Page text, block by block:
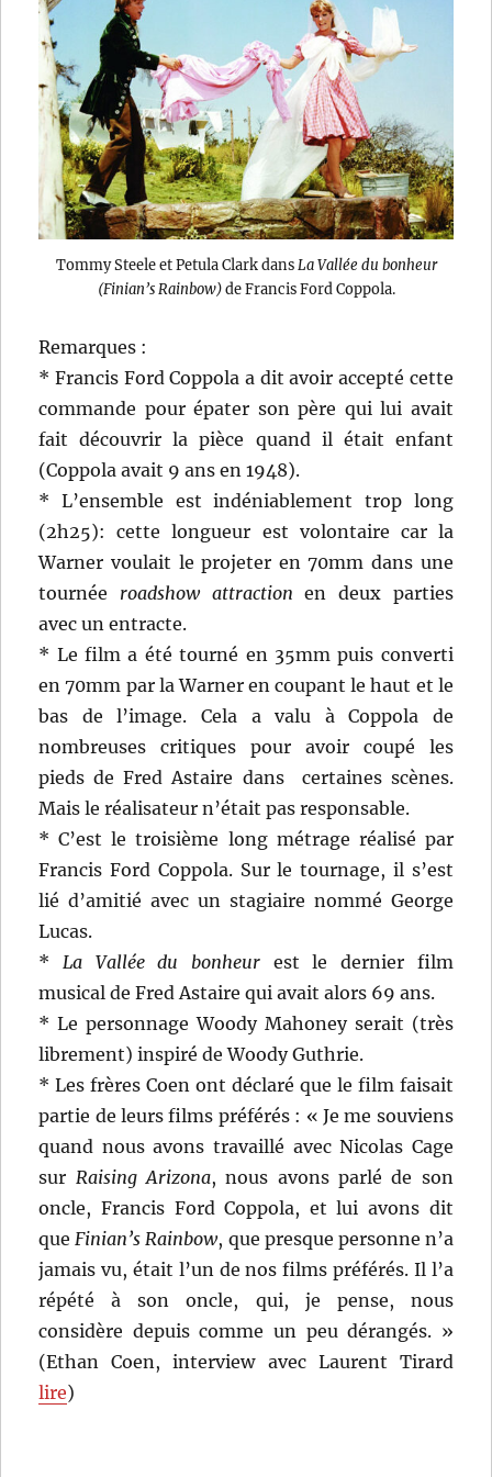
Tommy Steele et Petula Clark dans La Vallée du bonheur
(Finian’s Rainbow)de Francis Ford Coppola.
Remarques :
* Francis Ford Coppola a dit avoir accepté cette
commande pour épater son père qui lui avait
fait découvrir la pièce quand il était enfant
(Coppola avait 9 ans en 1948).
* L’ensemble est indéniablement trop long
(2h25): cette longueur est volontaire car la
Warner voulait le projeter en 70mm dans une
tournée roadshow attraction en deux parties
avec un entracte.
* Le film a été tourné en 35mm puis converti
en 70mm par la Warner en coupant le haut et le
bas de l’image. Cela a valu à Coppola de
nombreuses critiques pour avoir coupé les
pieds de Fred Astaire dans certaines scènes.
Mais le réalisateur n’était pas responsable.
* C’est le troisième long métrage réalisé par
Francis Ford Coppola. Sur le tournage, il s’est
lié d’amitié avec un stagiaire nommé George
Lucas.
* La Vallée du bonheur est le dernier film
musical de Fred Astaire qui avait alors 69 ans.
* Le personnage Woody Mahoney serait (très
librement) inspiré de Woody Guthrie.
* Les frères Coen ont déclaré que le film faisait
partie de leurs films préférés : « Je me souviens
quand nous avons travaillé avec Nicolas Cage
sur Raising Arizona, nous avons parlé de son
oncle, Francis Ford Coppola, et lui avons dit
queFinian’s Rainbow, que presque personne n’a
jamais vu, était l’un de nos films préférés. Il l’a
répété à son oncle, qui, je pense, nous
considère depuis comme un peu dérangés. »
(Ethan Coen, interview avec Laurent Tirard
lire)